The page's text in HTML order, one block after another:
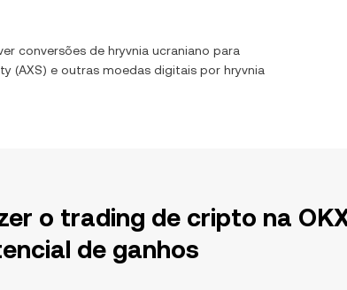
conversões de hryvnia ucraniano para
(AXS) e outras moedas digitais por hryvnia
o trading de cripto na
de ganhos